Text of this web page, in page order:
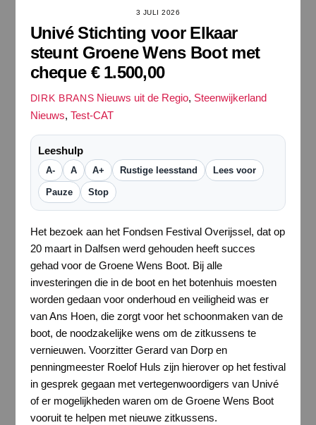
3 JULI 2026
Univé Stichting voor Elkaar
steunt Groene Wens Boot met
cheque € 1.500,00
DIRK BRANS Nieuws uit de Regio, Steenwijkerland
Nieuws, Test-CAT
Leeshulp
A- A A+ Rustige leesstand Lees voor
Pauze Stop
Het bezoek aan het Fondsen Festival Overijssel, dat op
20 maart in Dalfsen werd gehouden heeft succes
gehad voor de Groene Wens Boot. Bij alle
investeringen die in de boot en het botenhuis moesten
worden gedaan voor onderhoud en veiligheid was er
van Ans Hoen, die zorgt voor het schoonmaken van de
boot, de noodzakelijke wens om de zitkussens te
vernieuwen. Voorzitter Gerard van Dorp en
penningmeester Roelof Huls zijn hierover op het festival
in gesprek gegaan met vertegenwoordigers van Univé
of er mogelijkheden waren om de Groene Wens Boot
vooruit te helpen met nieuwe zitkussens.